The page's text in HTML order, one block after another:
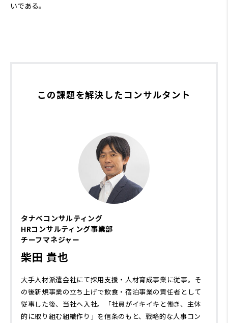
いである。
この課題を解決したコンサルタント
タナベコンサルティング
HRコンサルティング事業部
チーフマネジャー
柴田 貴也
大手人材派遣会社にて採用支援・人材育成事業に従事。そ
の後新規事業の立ち上げで飲食・宿泊事業の責任者として
従事した後、当社へ入社。「社員がイキイキと働き、主体
的に取り組む組織作り」を信条のもと、戦略的な人事コン